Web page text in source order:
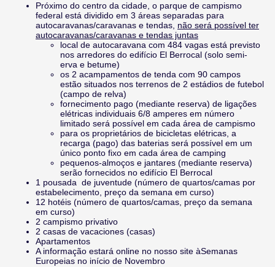
Próximo do centro da cidade, o parque de campismo
federal está dividido em 3 áreas separadas para
autocaravanas/caravanas e tendas, não será possível ter
autocaravanas/caravanas e tendas juntas
local de autocaravana com 484 vagas está previsto
nos arredores do edifício El Berrocal (solo semi-
erva e betume)
os 2 acampamentos de tenda com 90 campos
estão situados nos terrenos de 2 estádios de futebol
(campo de relva)
fornecimento pago (mediante reserva) de ligações
elétricas individuais 6/8 amperes em número
limitado será possível em cada área de campismo
para os proprietários de bicicletas elétricas, a
recarga (pago) das baterias será possível em um
único ponto fixo em cada área de camping
pequenos-almoços e jantares (mediante reserva)
serão fornecidos no edifício El Berrocal
1 pousada de juventude (número de quartos/camas por
estabelecimento, preço da semana em curso)
12 hotéis (número de quartos/camas, preço da semana
em curso)
2 campismo privativo
2 casas de vacaciones (casas)
Apartamentos
A informação estará online no nosso site àSemanas
Europeias no início de Novembro